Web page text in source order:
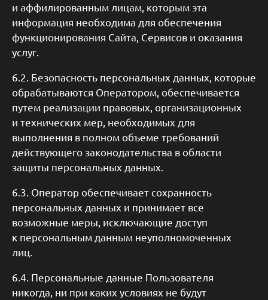
и аффилированным лицам, которым эта
информация необходима для обеспечения
функционирования Сайта, Сервисов и оказания
услуг.
6.2. Безопасность персональных данных, которые
обрабатываются Оператором, обеспечивается
путем реализации правовых, организационных
и технических мер, необходимых для
выполнения в полном объеме требований
действующего законодательства в области
защиты персональных данных.
6.3. Оператор обеспечивает сохранность
персональных данных и принимает все
возможные меры, исключающие доступ
к персональным данным неуполномоченных
лиц.
6.4. Персональные данные Пользователя
никогда, ни при каких условиях не будут